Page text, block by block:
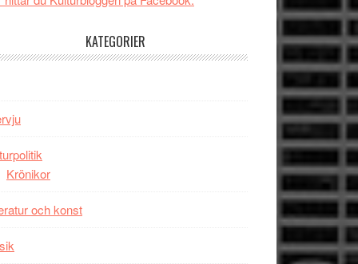
tv4
kan
KATEGORIER
Krönikor
och konst